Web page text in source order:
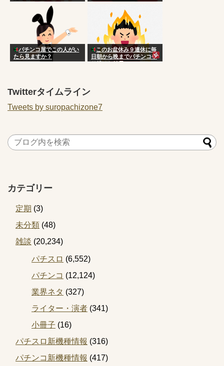
パチンコ屋でこの人がい
たら見ますか？
このお盆休み９連休に毎
日朝から晩までパチンコや
り続けた結果ｗｗｗｗｗｗ
Twitterタイムライン
Tweets by suropachizone7
カテゴリー
定期 (3)
未分類 (48)
雑談 (20,234)
パチスロ (6,552)
パチンコ (12,124)
業界ネタ (327)
ライター・演者 (341)
小冊子 (16)
パチスロ新機種情報 (316)
パチンコ新機種情報 (417)